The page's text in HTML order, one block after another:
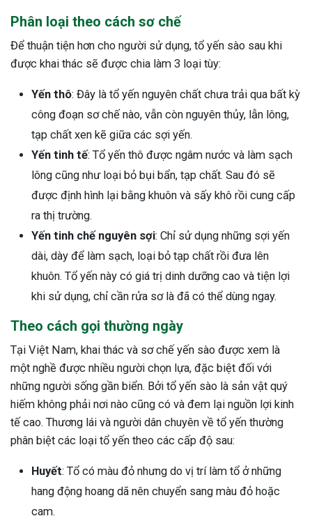
Phân loại theo cách sơ chế
Để thuận tiện hơn cho người sử dụng, tổ yến sào sau khi
được khai thác sẽ được chia làm 3 loại tùy:
Yến thô: Đây là tổ yến nguyên chất chưa trải qua bất kỳ
công đoạn sơ chế nào, vẫn còn nguyên thủy, lẫn lông,
tạp chất xen kẽ giữa các sợi yến.
Yến tinh tế: Tổ yến thô được ngâm nước và làm sạch
lông cũng như loại bỏ bụi bẩn, tạp chất. Sau đó sẽ
được định hình lại bằng khuôn và sấy khô rồi cung cấp
ra thị trường.
Yến tinh chế nguyên sợi: Chỉ sử dụng những sợi yến
dài, dày để làm sạch, loại bỏ tạp chất rồi đưa lên
khuôn. Tổ yến này có giá trị dinh dưỡng cao và tiện lợi
khi sử dụng, chỉ cần rửa sơ là đã có thể dùng ngay.
Theo cách gọi thường ngày
Tại Việt Nam, khai thác và sơ chế yến sào được xem là
một nghề được nhiều người chọn lựa, đặc biệt đối với
những người sống gần biển. Bởi tổ yến sào là sản vật quý
hiếm không phải nơi nào cũng có và đem lại nguồn lợi kinh
tế cao. Thương lái và người dân chuyên về tổ yến thường
phân biệt các loại tổ yến theo các cấp độ sau:
Huyết: Tổ có màu đỏ nhưng do vị trí làm tổ ở những
hang động hoang dã nên chuyển sang màu đỏ hoặc
cam.